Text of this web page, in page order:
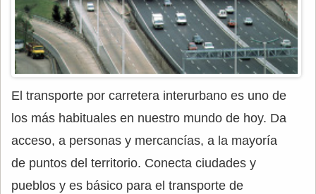
El transporte por carretera interurbano es uno de
los más habituales en nuestro mundo de hoy. Da
acceso, a personas y mercancías, a la mayoría
de puntos del territorio. Conecta ciudades y
pueblos y es básico para el transporte de